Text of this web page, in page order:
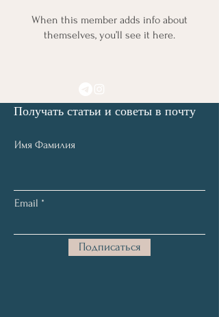
When this member adds info about
themselves, you’ll see it here.
Получать статьи и советы в почту
Имя Фамилия
Email
Подписаться